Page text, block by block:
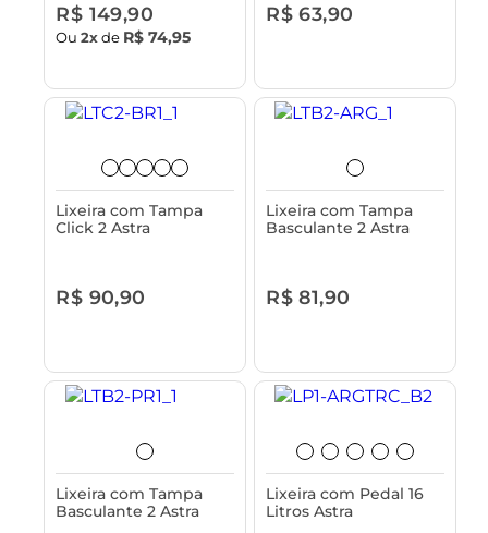
R$ 149,90
Ou2xde R$ 74,95
R$ 63,90
Lixeira com Tampa
Click 2 Astra
R$ 90,90
Lixeira com Tampa
Basculante 2 Astra
R$ 81,90
Lixeira com Tampa
Basculante 2 Astra
Lixeira com Pedal 16
Litros Astra